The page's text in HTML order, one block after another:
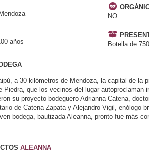
años
NO
Botella de
a 30 kilómetros de Mendoza, la capital de la
Piedra, que los vecinos del lugar autoproclaman
su proyecto bodeguero Adrianna Catena,
de Catena Zapata y Alejandro Vigil, enólogo
bodega, bautizada Aleanna, pronto fue más
ALEANNA